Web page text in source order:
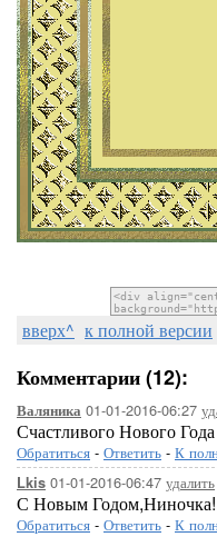
вверх^ к полной версии
Комментарии (12):
Валяника 01-01-2016-06:27
Счастливого Нового
Обратиться - Ответить - К
Lkis 01-01-2016-06:47 удалить
С Новым Годом,Ниночка!
Обратиться - Ответить - К